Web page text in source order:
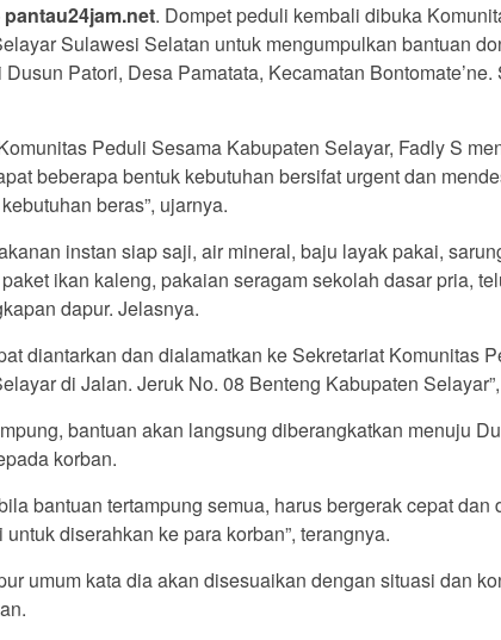
. Dompet peduli kembali dibuka
Sulawesi Selatan untuk mengumpulkan bantuan
Patori, Desa Pamatata, Kecamatan
Peduli Sesama Kabupaten Selayar, Fadly S
beberapa bentuk kebutuhan bersifat urgent dan
beras”, ujarnya.
instan siap saji, air mineral, baju layak pakai,
ikan kaleng, pakaian seragam sekolah dasar pria,
dapur. Jelasnya.
diantarkan dan dialamatkan ke Sekretariat Komunitas
di Jalan. Jeruk No. 08 Benteng Kabupaten
bantuan akan langsung diberangkatkan menuju
korban.
bantuan tertampung semua, harus bergerak cepat dan
untuk diserahkan ke para korban”, terangnya.
umum kata dia akan disesuaikan dengan situasi dan